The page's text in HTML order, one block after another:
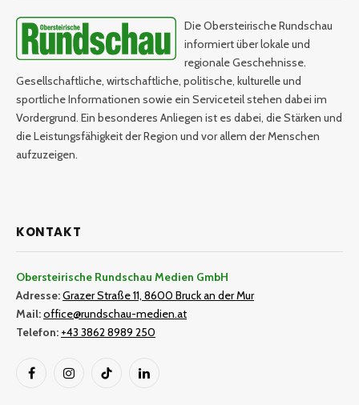
Die Obersteirische Rundschau
informiert über lokale und
regionale Geschehnisse.
Gesellschaftliche, wirtschaftliche, politische, kulturelle und
sportliche Informationen sowie ein Serviceteil stehen dabei im
Vordergrund. Ein besonderes Anliegen ist es dabei, die Stärken und
die Leistungsfähigkeit der Region und vor allem der Menschen
aufzuzeigen.
KONTAKT
Obersteirische Rundschau Medien GmbH
Adresse:Grazer Straße 11, 8600 Bruck an der Mur
Mail:office@rundschau-medien.at
Telefon: +43 3862 8989 250
FacebookInstagramTikTok LinkedIn